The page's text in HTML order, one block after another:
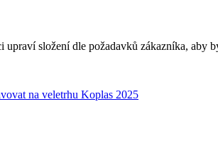
složení dle požadavků zákazníka, aby
na veletrhu Koplas 2025